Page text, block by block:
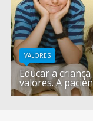
VALORES
Educar a criança
valores. A